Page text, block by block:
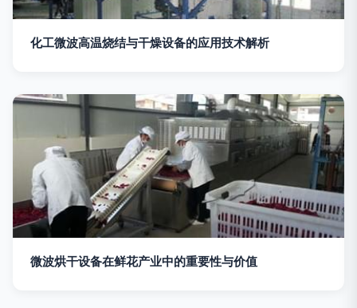
化工微波高温烧结与干燥设备的应用技术解析
微波烘干设备在鲜花产业中的重要性与价值